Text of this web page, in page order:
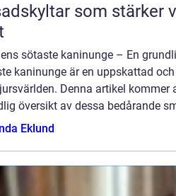
som stärker
sötaste kaninunge – En
kaninunge är en uppskattad
Denna artikel kommer
översikt av dessa bedårande
Eklund